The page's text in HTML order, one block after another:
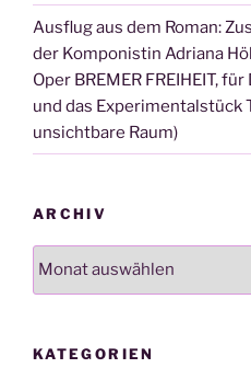
Ausflug aus dem Roman:
der Komponistin Adriana
Oper BREMER FREIHEIT,
und das Experimentalstück
unsichtbare Raum)
ARCHIV
Archiv
KATEGORIEN